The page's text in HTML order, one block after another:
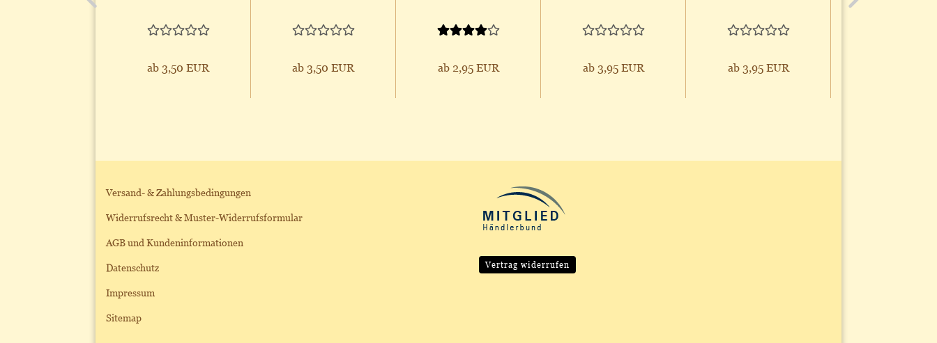
ab 3,50 EUR ab 3,50 EUR ab 2,95 EUR ab 3,95 EUR ab 3,95 EUR
Versand- & Zahlungsbedingungen
Widerrufsrecht & Muster-Widerrufsformular
AGB und Kundeninformationen
Datenschutz
Impressum
Sitemap
Vertrag widerrufen